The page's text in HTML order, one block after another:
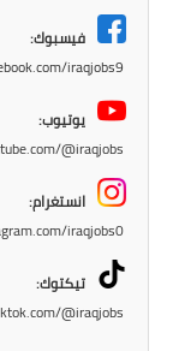
فيسبوك:
iraqjobs9
يوتيوب:
@iraqjobs
انستغرام:
iraqjobs0/
تيكتوك:
@iraqjobs